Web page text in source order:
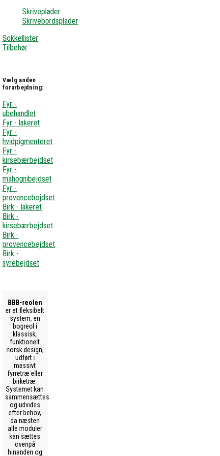
Skriveplader
Skrivebordsplader
Sokkellister
Tilbehør
Vælg anden
forarbejdning:
Fyr -
ubehandlet
Fyr - lakeret
Fyr -
hvidpigmenteret
Fyr -
kirsebærbejdset
Fyr -
mahognibejdset
Fyr -
provencebejdset
Birk - lakeret
Birk -
kirsebærbejdset
Birk -
provencebejdset
Birk -
syrebejdset
BBB-reolen
er et fleksibelt
system, en
bogreol i
klassisk,
funktionelt
norsk design,
udført i
massivt
fyrretræ eller
birketræ.
Systemet kan
sammensættes
og udvides
efter behov,
da næsten
alle moduler
kan sættes
ovenpå
hinanden og